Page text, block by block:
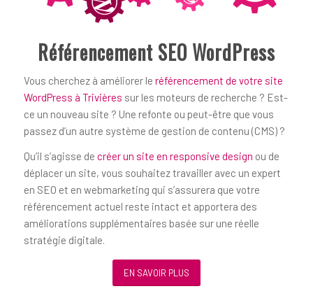
Référencement SEO WordPress
Vous cherchez à améliorer le référencement de votre site
WordPress à Trivières sur les moteurs de recherche ? Est-
ce un nouveau site ? Une refonte ou peut-être que vous
passez d’un autre système de gestion de contenu (CMS) ?
Qu’il s’agisse de créer un site en responsive design ou de
déplacer un site, vous souhaitez travailler avec un expert
en SEO et en webmarketing qui s’assurera que votre
référencement actuel reste intact et apportera des
améliorations supplémentaires basée sur une réelle
stratégie digitale.
EN SAVOIR PLUS